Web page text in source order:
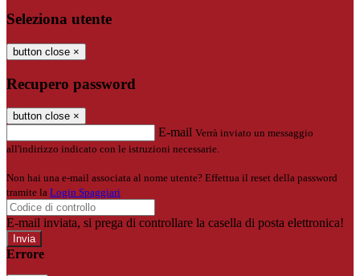
Seleziona utente
button close ×
Recupero password
button close ×
E-mail Verrà inviato un messaggio
all'indirizzo indicato con le istruzioni necessarie.
Non hai una e-mail associata al nome utente? Effettua il reset della password
tramite la Login Spaggiari
E-mail inviata, si prega di controllare la casella di posta elettronica!
Errore